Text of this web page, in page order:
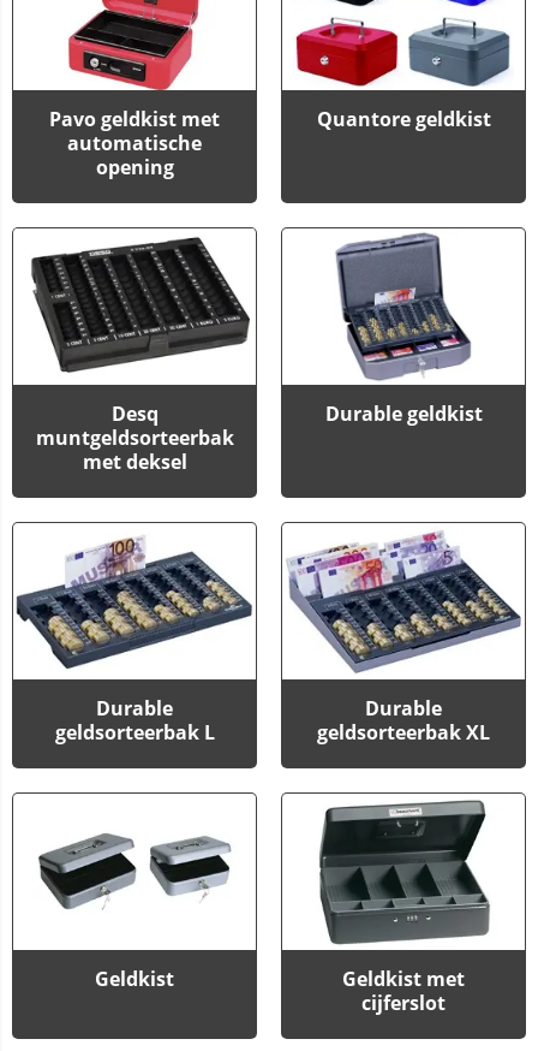
Pavo geldkist met
automatische
opening
Quantore geldkist
Desq
muntgeldsorteerbak
met deksel
Durable geldkist
Durable
geldsorteerbak L
Durable
geldsorteerbak XL
Geldkist
Geldkist met
cijferslot